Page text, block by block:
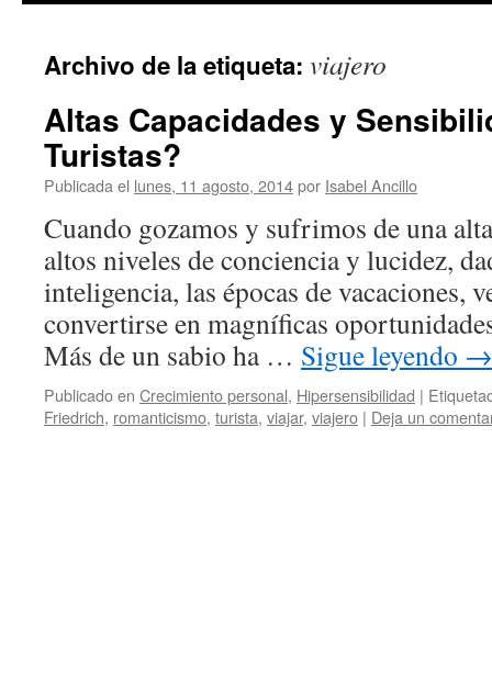
Archivo de la etiqueta: viajero
Altas Capacidades y
Turistas?
Publicada el lunes, 11 agosto, 2014por Isabel Ancillo
Cuando gozamos y sufrimos de una
altos niveles de conciencia y lucidez,
inteligencia, las épocas de vacaciones,
convertirse en magníficas
Más de un sabio ha … Sigue leyendo →
Publicado en Crecimiento personal, Hipersensibilidad |
Friedrich, romanticismo, turista, viajar, viajero | Deja un